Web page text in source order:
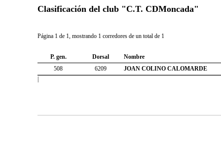
Clasificación del club "C.T. CDMoncada"
Página 1 de 1, mostrando 1 corredores de un total de 1
P. gen. Dorsal
Nombre
508
6209
JOAN COLINO CALOMARDE
|